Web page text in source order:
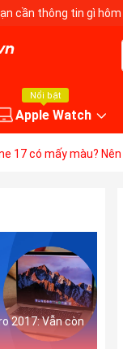
cần thông tin gì hôm
Nổi bật
Apple Watch
17 có mấy màu?
2017: Vẫn còn